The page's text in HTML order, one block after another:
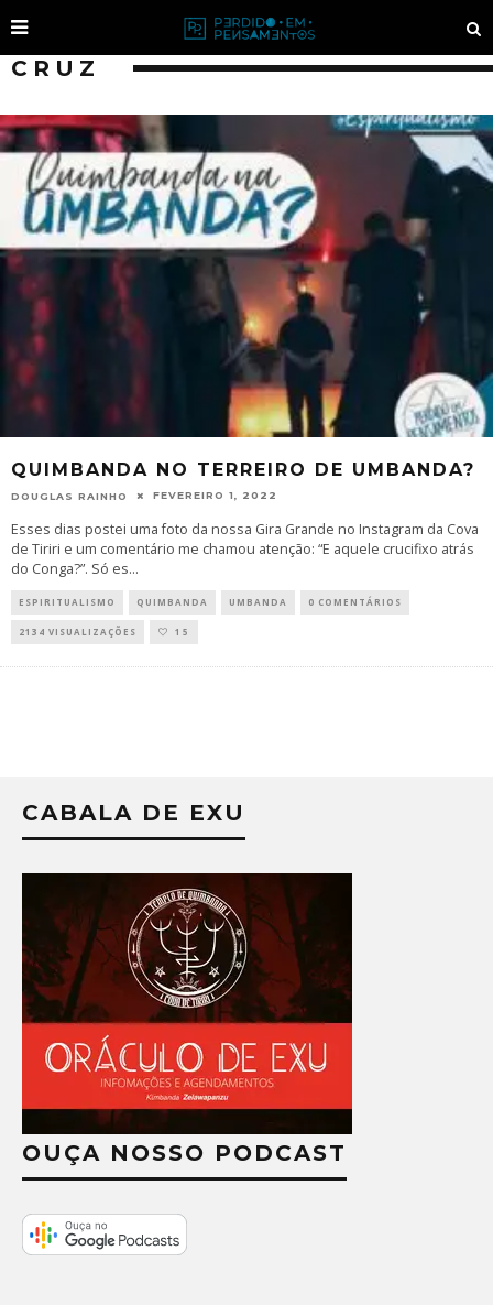
CRUZ
QUIMBANDA NO TERREIRO DE UMBANDA?
DOUGLAS RAINHO FEVEREIRO 1, 2022
Esses dias postei uma foto da nossa Gira Grande no Instagram da Cova
de Tiriri e um comentário me chamou atenção: “E aquele crucifixo atrás
do Conga?”. Só es...
ESPIRITUALISMO QUIMBANDA UMBANDA 0 COMENTÁRIOS
2134 VISUALIZAÇÕES 15
CABALA DE EXU
OUÇA NOSSO PODCAST